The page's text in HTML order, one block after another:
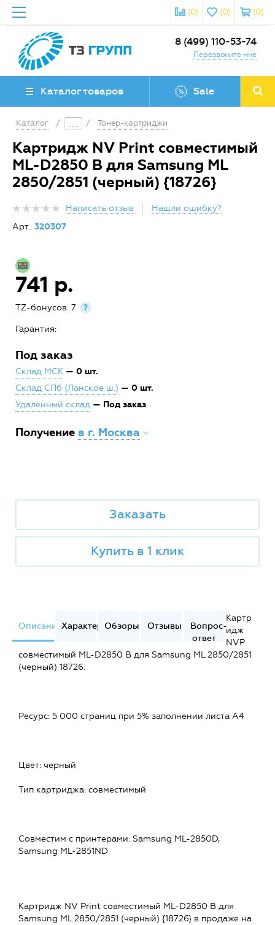
(0)
(0)
(0)
8 (499) 110-53-74
Перезвоните мне
Каталог товаров Sale
Каталог / / Тонер-картриджи
Картридж NV Print совместимый
ML-D2850 B для Samsung ML
2850/2851 (черный) {18726}
Написать отзыв
Нашли ошибку?
Арт.: 320307
741 р.
TZ-бонусов: 7 ?
Гарантия:
Под заказ
Склад МСК — 0 шт.
Склад СПб (Ланское ш.) — 0 шт.
Удалённый склад — Под заказ
Получение в г. Москва
Заказать
Купить в 1 клик
ОписаниеХарактеристики
Обзоры Отзывы
Вопрос-
ответ
Картр
идж
NVP
совместимый ML-D2850 B для Samsung ML 2850/2851
(черный) 18726.
Ресурс: 5 000 страниц при 5% заполнении листа А4
Цвет: черный
Тип картриджа: совместимый
Совместим c принтерами: Samsung ML-2850D,
Samsung ML-2851ND
Картридж NV Print совместимый ML-D2850 B для
Samsung ML 2850/2851 (черный) {18726} в продаже на